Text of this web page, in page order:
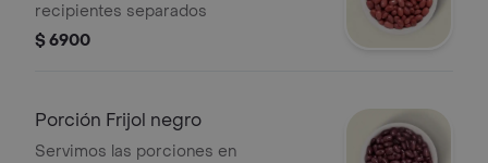
recipientes separados
$ 6900
Porción Frijol negro
Servimos las porciones en